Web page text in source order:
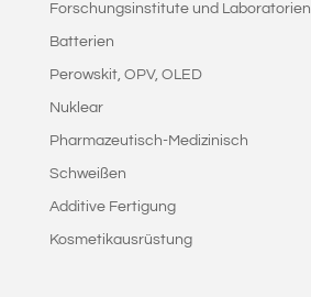
Forschungsinstitute und Laboratorien
Batterien
Perowskit, OPV, OLED
Nuklear
Pharmazeutisch-Medizinisch
Schweißen
Additive Fertigung
Kosmetikausrüstung